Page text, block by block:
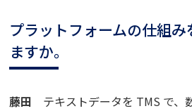
プラットフォームの仕組
ますか。
藤田 テキストデータを TMS で、